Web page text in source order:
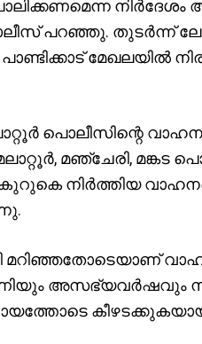
നിർദേശം
പറഞ്ഞു. തുടർന്ന്
മേഖലയിൽ
പൊലീസിന്റെ
മഞ്ചേരി,
നിർത്തിയ
മറിഞ്ഞതോടെയാണ്
അസഭ്യവർഷവും